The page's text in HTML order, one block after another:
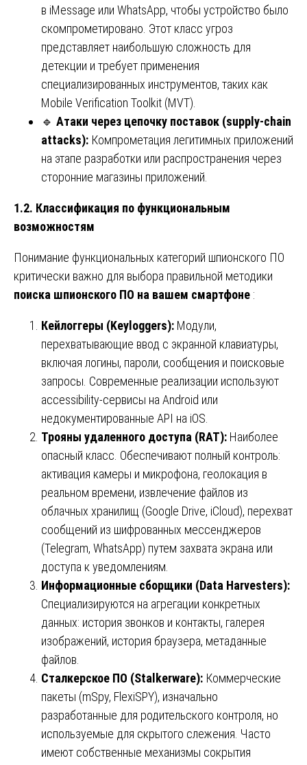
в iMessage или WhatsApp, чтобы устройство было
скомпрометировано. Этот класс угроз
представляет наибольшую сложность для
детекции и требует применения
специализированных инструментов, таких как
Mobile Verification Toolkit (MVT).
🔹 Атаки через цепочку поставок (supply-chain
attacks): Компрометация легитимных приложений
на этапе разработки или распространения через
сторонние магазины приложений.
1.2. Классификация по функциональным
возможностям
Понимание функциональных категорий шпионского ПО
критически важно для выбора правильной методики
поиска шпионского ПО на вашем смартфоне :
Кейлоггеры (Keyloggers): Модули,
перехватывающие ввод с экранной клавиатуры,
включая логины, пароли, сообщения и поисковые
запросы. Современные реализации используют
accessibility-сервисы на Android или
недокументированные API на iOS.
Трояны удаленного доступа (RAT): Наиболее
опасный класс. Обеспечивают полный контроль:
активация камеры и микрофона, геолокация в
реальном времени, извлечение файлов из
облачных хранилищ (Google Drive, iCloud), перехват
сообщений из шифрованных мессенджеров
(Telegram, WhatsApp) путем захвата экрана или
доступа к уведомлениям.
Информационные сборщики (Data Harvesters):
Специализируются на агрегации конкретных
данных: история звонков и контакты, галерея
изображений, история браузера, метаданные
файлов.
Сталкерское ПО (Stalkerware): Коммерческие
пакеты (mSpy, FlexiSPY), изначально
разработанные для родительского контроля, но
используемые для скрытого слежения. Часто
имеют собственные механизмы сокрытия